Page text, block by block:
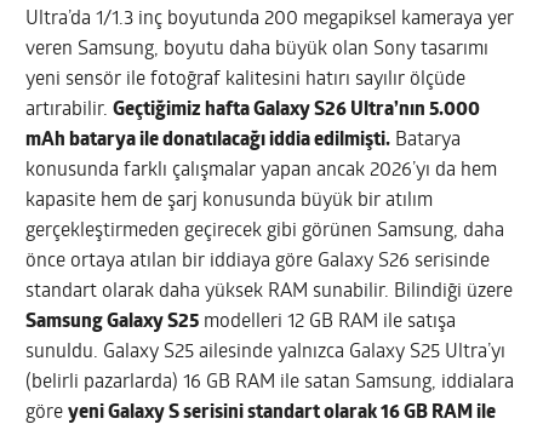
Ultra’da 1/1.3 inç boyutunda 200 megapiksel kameraya yer
veren Samsung, boyutu daha büyük olan Sony tasarımı
yeni sensör ile fotoğraf kalitesini hatırı sayılır ölçüde
artırabilir.Geçtiğimiz hafta Galaxy S26 Ultra’nın 5.000
mAh batarya ile donatılacağı iddia edilmişti. Batarya
konusunda farklı çalışmalar yapan ancak 2026’yı da hem
kapasite hem de şarj konusunda büyük bir atılım
gerçekleştirmeden geçirecek gibi görünen Samsung, daha
önce ortaya atılan bir iddiaya göre Galaxy S26 serisinde
standart olarak daha yüksek RAM sunabilir. Bilindiği üzere
Samsung Galaxy S25 modelleri 12 GB RAM ile satışa
sunuldu. Galaxy S25 ailesinde yalnızca Galaxy S25 Ultra’yı
(belirli pazarlarda) 16 GB RAM ile satan Samsung, iddialara
göreyeni Galaxy S serisini standart olarak 16 GB RAM ile